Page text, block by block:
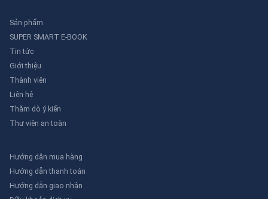
Sản phẩm
SUPER SMART E-BOOK
Tin tức
Giới thiệu
Thành viên
Liên hệ
Thăm dò ý kiến
Thư viên an toàn
Hướng dẫn mua hàng
Hướng dẫn thanh toán
Hướng dẫn giao nhận